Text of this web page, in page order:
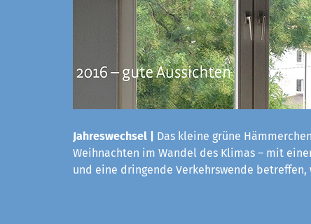
Jahreswechsel |
Das kleine grüne
Weihnachten im Wandel des Klimas – mit
und eine dringende Verkehrswende betreffen,